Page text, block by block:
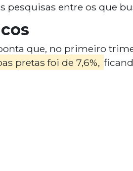
pesquisas entre os que
que, no primeiro
pretas foi de 7,6%,